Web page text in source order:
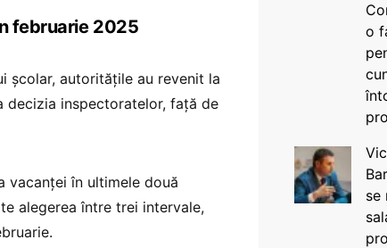
februarie 2025
școlar, autoritățile au revenit la
decizia inspectoratelor, față de
vacanței în ultimele două
alegerea între trei intervale,
o
se